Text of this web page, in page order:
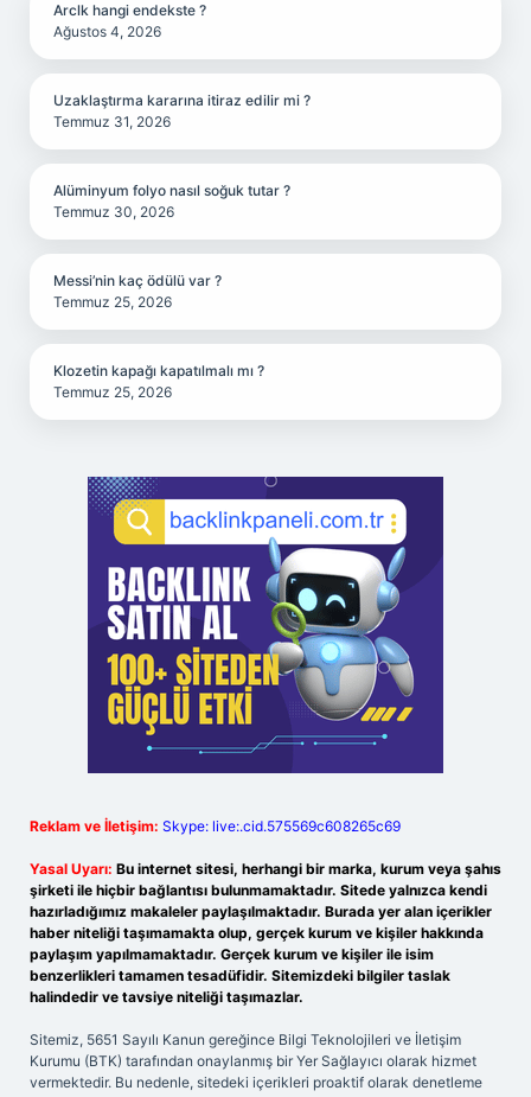
Arclk hangi endekste ?
Ağustos 4, 2026
Uzaklaştırma kararına itiraz edilir mi ?
Temmuz 31, 2026
Alüminyum folyo nasıl soğuk tutar ?
Temmuz 30, 2026
Messi’nin kaç ödülü var ?
Temmuz 25, 2026
Klozetin kapağı kapatılmalı mı ?
Temmuz 25, 2026
Reklam ve İletişim: Skype: live:.cid.575569c608265c69
Yasal Uyarı: Bu internet sitesi, herhangi bir marka, kurum veya şahıs
şirketi ile hiçbir bağlantısı bulunmamaktadır. Sitede yalnızca kendi
hazırladığımız makaleler paylaşılmaktadır. Burada yer alan içerikler
haber niteliği taşımamakta olup, gerçek kurum ve kişiler hakkında
paylaşım yapılmamaktadır. Gerçek kurum ve kişiler ile isim
benzerlikleri tamamen tesadüfidir. Sitemizdeki bilgiler taslak
halindedir ve tavsiye niteliği taşımazlar.
Sitemiz, 5651 Sayılı Kanun gereğince Bilgi Teknolojileri ve İletişim
Kurumu (BTK) tarafından onaylanmış bir Yer Sağlayıcı olarak hizmet
vermektedir. Bu nedenle, sitedeki içerikleri proaktif olarak denetleme